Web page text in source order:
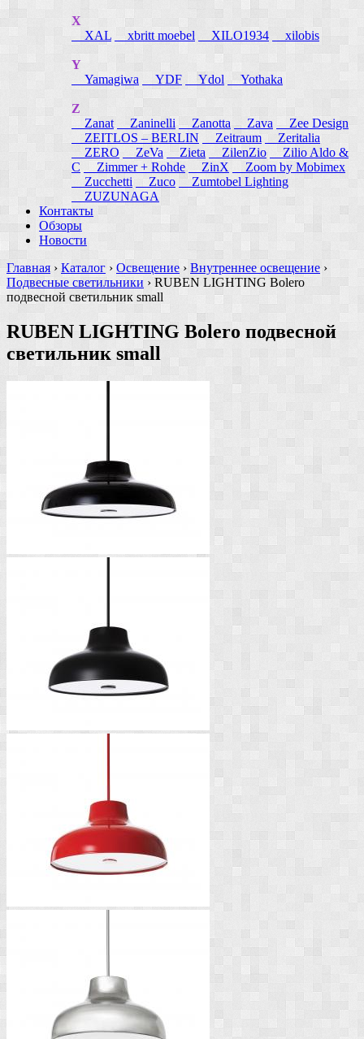
X
XAL
xbritt moebel XILO1934 xilobis
Y
Yamagiwa
YDF Ydol Yothaka
Z
Zanat
Zaninelli Zanotta Zava
Zee Design
ZEITLOS – BERLIN
Zeitraum
Zeritalia
ZERO
ZeVa Zieta ZilenZio
Zilio Aldo &
C
Zimmer + Rohde ZinX
Zoom by Mobimex
Zucchetti
Zuco
Zumtobel Lighting
ZUZUNAGA
Контакты
Обзоры
Новости
Главная › Каталог › Освещение › Внутреннее освещение ›
Подвесные светильники › RUBEN LIGHTING Bolero
подвесной светильник small
RUBEN LIGHTING Bolero подвесной
светильник small